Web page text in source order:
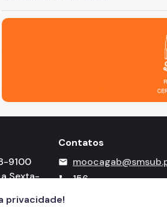
São Paulo, cidade inteligente,
9100
Sexta-
Contatos
mail
call 156
privacidade!